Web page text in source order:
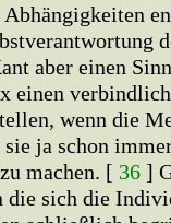
aber einen
einen
wenn die
ja schon
machen. [ 36 ]
die sich die